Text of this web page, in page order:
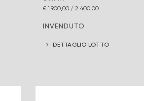
€ 1.900,00 / 2.400,00
INVENDUTO
DETTAGLIO LOTTO